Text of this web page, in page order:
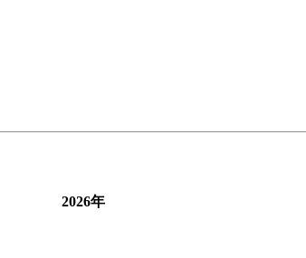
2026年